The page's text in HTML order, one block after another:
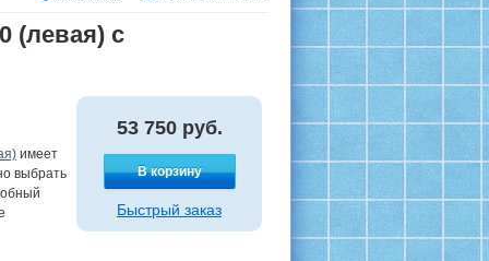
(левая) с
имеет
выбрать
53 750 руб.
В корзину
Быстрый заказ